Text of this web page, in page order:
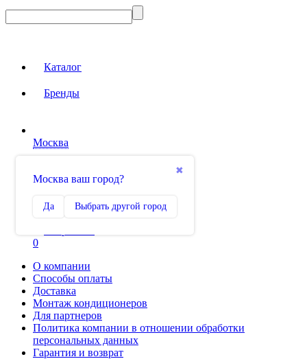
Каталог
Бренды
Москва
✖
Москва ваш город?
Да Выбрать другой город
Сравнение
0
О компании
Способы оплаты
Доставка
Монтаж кондиционеров
Для партнеров
Политика компании в отношении обработки
персональных данных
Гарантия и возврат